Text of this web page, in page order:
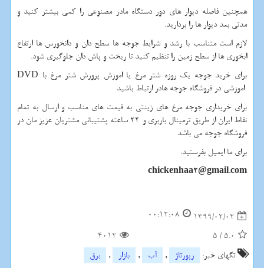
همچنین فاصله دیوار های دور دستگاه مادر مصنوعی را کمی بیشتر کنید و
مدتی بعد دیوار ها را بردارید.
لازم است متناسب با رشد و شرایط جوجه ها سطح دان و دانخورس ها ارتفاع
ابخوری ها از سطح زمین را تنظیم کنید تا ریخت و پاش دان جلوگیری شود.
برای خرید جوجه یک روزه شتر مرغ یا اموزش پرورش شتر مرغ با DVD
اموزشی در فروشگاه جوجه هادر ارتباط باشید
برای خریداری جوجه مرغ های زینتی به قیمت های مناسب و ارسال به تمام
نقاط ایران از طریق ترمینال باربری و 24 ساعته پشتیبانی مشتریان عزیز مان در
فروشگاه جوجه می باشد
برای ما ایمیل بفرستید:
chickenhaa2@gmail.com
1399/02/02
00:12:08
5.0
/
5
4012
تگهای خبر:
رپورتاژ , آب , بازار ,
برق